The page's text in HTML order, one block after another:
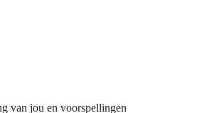
van jou en voorspellingen